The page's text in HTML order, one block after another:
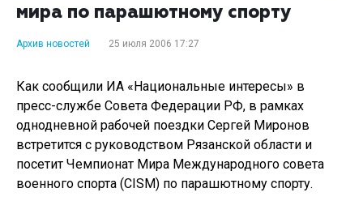
мира по парашютному спорту
Архив новостей 25 июля 2006 17:27
Как сообщили ИА «Национальные интересы» в
пресс-службе Совета Федерации РФ, в рамках
однодневной рабочей поездки Сергей Миронов
встретится с руководством Рязанской области и
посетит Чемпионат Мира Международного совета
военного спорта (CISM) по парашютному спорту.